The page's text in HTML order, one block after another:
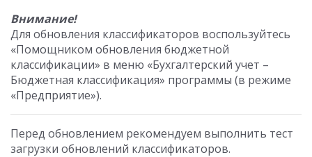
Внимание!
Для обновления классификаторов воспользуйтесь
«Помощником обновления бюджетной
классификации» в меню «Бухгалтерский учет –
Бюджетная классификация» программы (в режиме
«Предприятие»).
Перед обновлением рекомендуем выполнить тест
загрузки обновлений классификаторов.